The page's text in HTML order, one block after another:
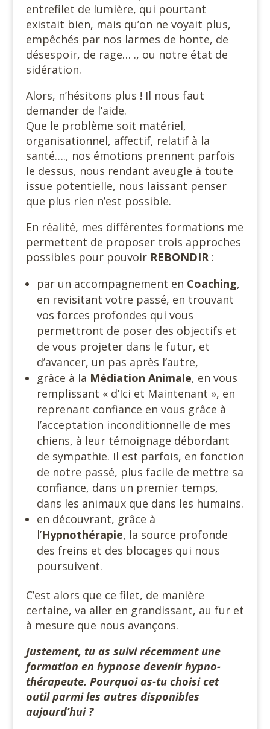
entrefilet de lumière, qui pourtant
existait bien, mais qu’on ne voyait plus,
empêchés par nos larmes de honte, de
désespoir, de rage… ., ou notre état de
sidération.
Alors, n’hésitons plus ! Il nous faut
demander de l’aide.
Que le problème soit matériel,
organisationnel, affectif, relatif à la
santé…., nos émotions prennent parfois
le dessus, nous rendant aveugle à toute
issue potentielle, nous laissant penser
que plus rien n’est possible.
En réalité, mes différentes formations me
permettent de proposer trois approches
possibles pour pouvoir REBONDIR:
par un accompagnement en Coaching,
en revisitant votre passé, en trouvant
vos forces profondes qui vous
permettront de poser des objectifs et
de vous projeter dans le futur, et
d’avancer, un pas après l’autre,
grâce à la Médiation Animale, en vous
remplissant « d’Ici et Maintenant », en
reprenant confiance en vous grâce à
l’acceptation inconditionnelle de mes
chiens, à leur témoignage débordant
de sympathie. Il est parfois, en fonction
de notre passé, plus facile de mettre sa
confiance, dans un premier temps,
dans les animaux que dans les humains.
en découvrant, grâce à
l’Hypnothérapie, la source profonde
des freins et des blocages qui nous
poursuivent.
C’est alors que ce filet, de manière
certaine, va aller en grandissant, au fur et
à mesure que nous avançons.
Justement, tu as suivi récemment une
formation en hypnose devenir hypno-
thérapeute. Pourquoi as-tu choisi cet
outil parmi les autres disponibles
aujourd’hui ?